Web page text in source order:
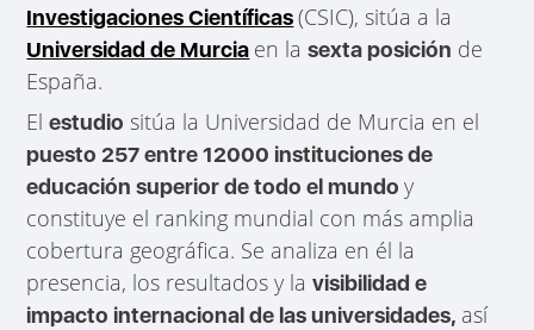
Investigaciones Científicas (CSIC), sitúa a la
Universidad de Murcia en lasexta posición de
España.
Elestudio sitúa la Universidad de Murcia en el
puesto 257 entre 12000 instituciones de
educación superior de todo el mundoy
constituye el ranking mundial con más amplia
cobertura geográfica. Se analiza en él la
presencia, los resultados y lavisibilidad e
impacto internacional de las universidades, así